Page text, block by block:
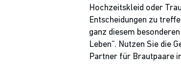
Hochzeitskleid oder
Entscheidungen zu
ganz diesem
Leben“. Nutzen Sie die
Partner für Brautpaare